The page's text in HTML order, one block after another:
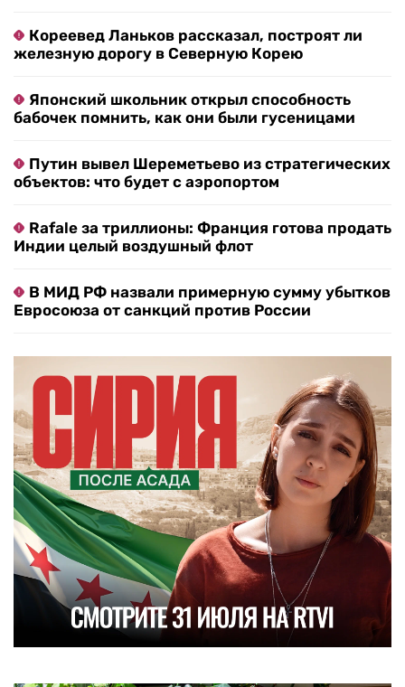
Кореевед Ланьков рассказал, построят ли
железную дорогу в Северную Корею
Японский школьник открыл способность
бабочек помнить, как они были гусеницами
Путин вывел Шереметьево из стратегических
объектов: что будет с аэропортом
Rafale за триллионы: Франция готова продать
Индии целый воздушный флот
В МИД РФ назвали примерную сумму убытков
Евросоюза от санкций против России